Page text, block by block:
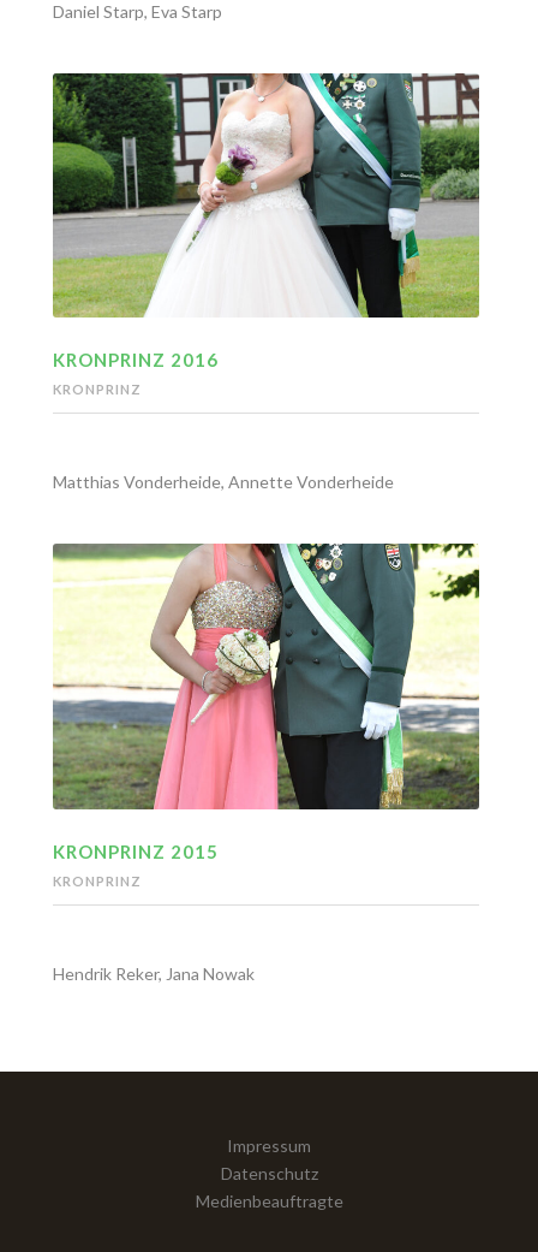
Daniel Starp, Eva Starp
KRONPRINZ 2016
KRONPRINZ
Matthias Vonderheide, Annette Vonderheide
KRONPRINZ 2015
KRONPRINZ
Hendrik Reker, Jana Nowak
Impressum
Datenschutz
Medienbeauftragte